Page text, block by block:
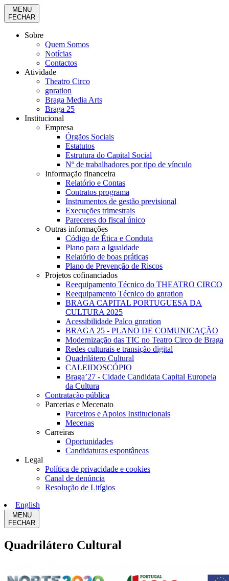
MENU
FECHAR
Sobre
Quem Somos
Notícias
Contactos
Atividade
Theatro Circo
gnration
Braga Media Arts
Braga 25
Institucional
Empresa
Órgãos Sociais
Estatutos
Estrutura do Capital Social
Nº de trabalhadores por tipo de vínculo
Informação financeira
Relatório e Contas
Contratos programa
Instrumentos de gestão previsional
Execuções trimestrais
Pareceres do fiscal único
Outras informações
Código de Ética e Conduta
Plano para a Igualdade
Relatório de boas práticas
Plano de Prevenção de Riscos
Projetos cofinanciados
Reequipamento Técnico do THEATRO CIRCO
Reequipamento Técnico do gnration
BRAGA CAPITAL PORTUGUESA DA
CULTURA 2025
Acessibilidade Palco gnration
BRAGA 25 - PLANO DE COMUNICAÇÃO
Modernização das TIC no Teatro Circo de Braga
Redes culturais e transição digital
Quadrilátero Cultural
CALEIDOSCÓPIO
Braga’27 - Cidade Candidata Capital Europeia
da Cultura
Contratação pública
Parcerias e Mecenato
Parceiros e Apoios Institucionais
Mecenas
Carreiras
Oportunidades
Candidaturas espontâneas
Legal
Política de privacidade e cookies
Canal de denúncia
Resolução de Litígios
English
MENU
FECHAR
Quadrilátero Cultural